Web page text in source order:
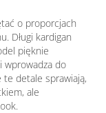
o proporcjach
Długi kardigan
pięknie
wprowadza do
te detale sprawiają,
ale